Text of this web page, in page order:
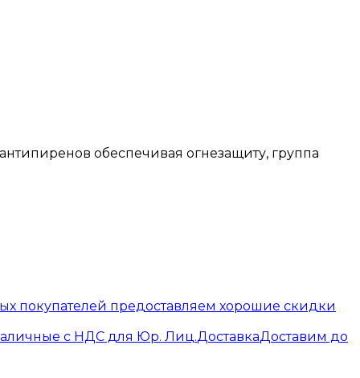
обеспечивая огнезащиту, группа
покупателей предоставляем хорошие скидки
с НДС для Юр. Лиц.ДоставкаДоставим до